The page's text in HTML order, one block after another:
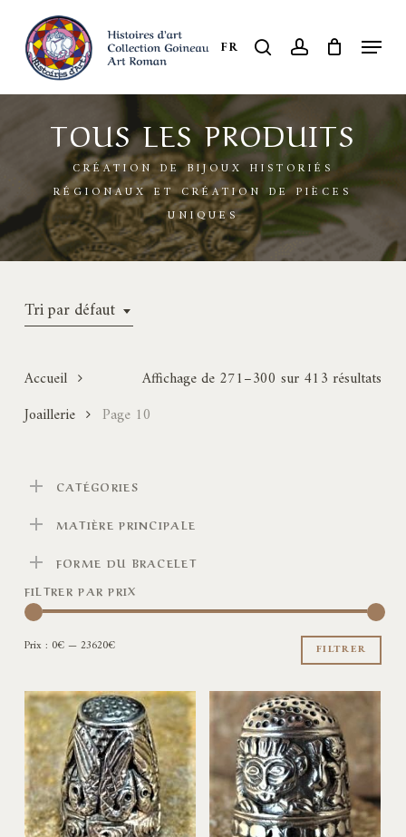
main
content
FR search account Menu
TOUS LES PRODUITS
CRÉATION DE BIJOUX HISTORIÉS
RÉGIONAUX ET CRÉATION DE PIÈCES
UNIQUES
Tri par défaut
Affichage de 271–300 sur 413 résultats
Accueil
Joaillerie
Page 10
CATÉGORIES
MATIÈRE PRINCIPALE
FORME DU BRACELET
FILTRER PAR PRIX
FILTRER
Prix : 0€—23620€
Close